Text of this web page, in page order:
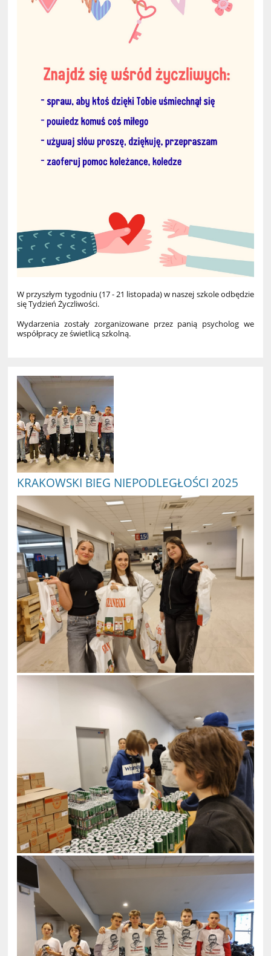
W przyszłym tygodniu (17 - 21 listopada)w naszej szkole odbędzie
się Tydzień Życzliwości.
Wydarzenia zostały zorganizowane przez panią psycholog we
współpracy ze świetlicą szkolną.
KRAKOWSKI BIEG NIEPODLEGŁOŚCI 2025